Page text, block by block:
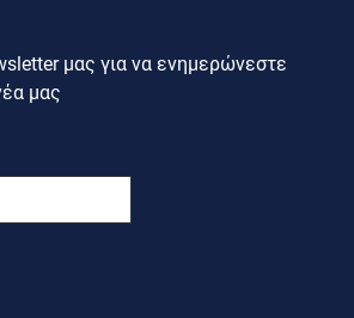
μας για να ενημερώνεστε
μας